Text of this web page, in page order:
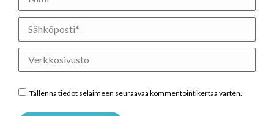
Sähköposti *
Verkkosivusto
Tallenna tiedot selaimeen seuraavaa kommentointikertaa varten.